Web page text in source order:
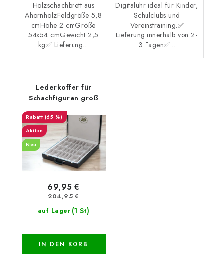
Holzschachbrett aus
AhornholzFeldgröße 5,8
cmHöhe 2 cmGröße
54x54 cmGewicht 2,5
kg✅ Lieferung...
Digitaluhr ideal für Kinder,
Schulclubs und
Vereinstraining.✅
Lieferung innerhalb von 2-
3 Tagen✅...
Lederkoffer für
Schachfiguren groß
(65 %)
Aktion
Neu
auf Lager (1 St)
69,95 €
204,95 €
IN DEN KORB